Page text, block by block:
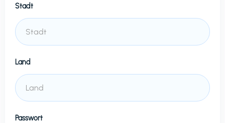
Stadt
Land
Passwort